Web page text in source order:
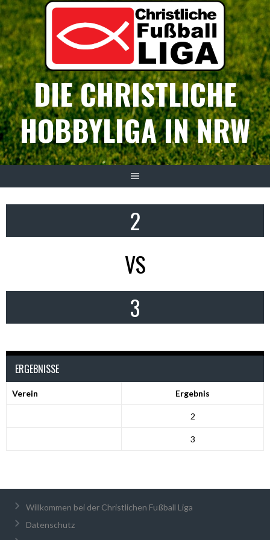
Springe
zum
Inhalt
DIE CHRISTLICHE
HOBBYLIGA IN NRW
2
VS
3
ERGEBNISSE
Verein Ergebnis
2
3
Willkommen bei der Christlichen Fußball Liga
Datenschutz